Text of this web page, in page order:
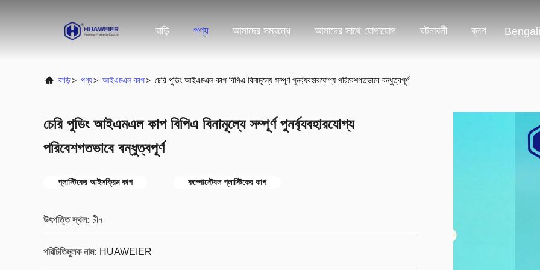
বাড়ি পণ্য আমাদের সম্বন্ধে আমাদের সাথে যোগাযোগ ঘটনাবলী ব্লগ Bengali
বাড়ি> পণ্য> আইএমএল কাপ> চেরি পুডিং আইএমএল কাপ বিপিএ বিনামূল্যে সম্পূর্ণ পুনর্ব্যবহারযোগ্য পরিবেশগতভাবে বন্ধুত্বপূর্ণ
চেরি পুডিং আইএমএল কাপ বিপিএ বিনামূল্যে সম্পূর্ণ পুনর্ব্যবহারযোগ্য
পরিবেশগতভাবে বন্ধুত্বপূর্ণ
প্লাস্টিকের আইসক্রিম কাপ কম্পোস্টেবল প্লাস্টিকের কাপ
উৎপত্তি স্থল: চীন
পরিচিতিমুলক নাম: HUAWEIER